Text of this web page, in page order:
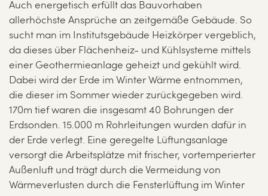
Auch energetisch erfüllt das Bauvorhaben
allerhöchste Ansprüche an zeitgemäße Gebäude. So
sucht man im Institutsgebäude Heizkörper vergeblich,
da dieses über Flächenheiz- und Kühlsysteme mittels
einer Geothermieanlage geheizt und gekühlt wird.
Dabei wird der Erde im Winter Wärme entnommen,
die dieser im Sommer wieder zurückgegeben wird.
170m tief waren die insgesamt 40 Bohrungen der
Erdsonden. 15.000 m Rohrleitungen wurden dafür in
der Erde verlegt. Eine geregelte Lüftungsanlage
versorgt die Arbeitsplätze mit frischer, vortemperierter
Außenluft und trägt durch die Vermeidung von
Wärmeverlusten durch die Fensterlüftung im Winter